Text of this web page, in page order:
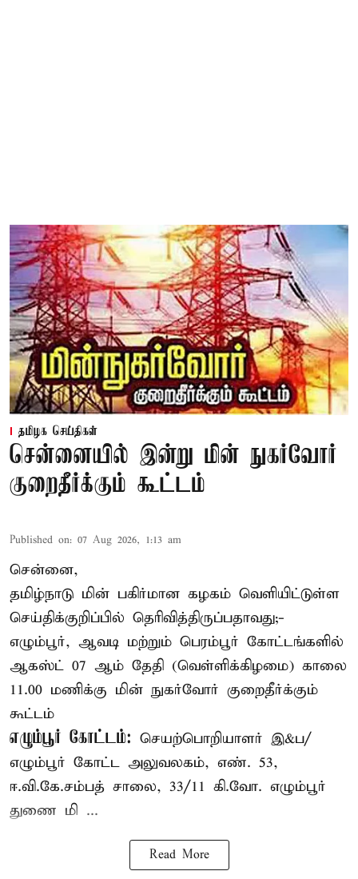
தமிழக செய்திகள்
சென்னையில் இன்று மின் நுகர்வோர்
குறைதீர்க்கும் கூட்டம்
Published on: 07 Aug 2026, 1:13 am
சென்னை,
தமிழ்நாடு மின் பகிர்மான கழகம் வெளியிட்டுள்ள
செய்திக்குறிப்பில் தெரிவித்திருப்பதாவது;-
எழும்பூர், ஆவடி மற்றும் பெரம்பூர் கோட்டங்களில்
ஆகஸ்ட் 07 ஆம் தேதி (வெள்ளிக்கிழமை) காலை
11.00 மணிக்கு மின் நுகர்வோர் குறைதீர்க்கும்
கூட்டம்
எழும்பூர் கோட்டம்: செயற்பொறியாளர் இ&ப/
எழும்பூர் கோட்ட அலுவலகம், எண். 53,
ஈ.வி.கே.சம்பத் சாலை, 33/11 கி.வோ. எழும்பூர்
துணை மி ...
Read More